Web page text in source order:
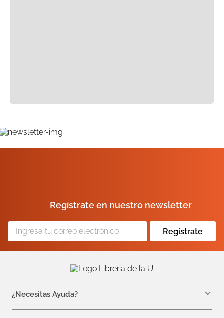
Regístrate en nuestro newsletter
Regístrate
¿Necesitas Ayuda?
WhatsApp +57 310 7157616